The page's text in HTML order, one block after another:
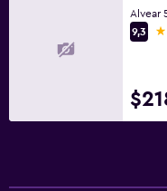
9,3
3